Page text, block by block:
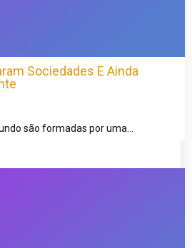
Sociedades E Ainda
são formadas por uma…